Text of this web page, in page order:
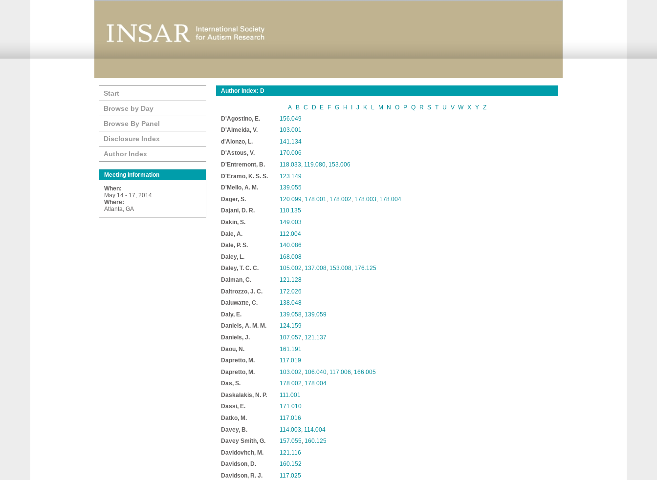
Author Index: D
A B C D E F G H J K L M N O P Q R S T U V W X Y Z
D'Agostino, E.
156.049
D'Almeida, V.
103.001
d'Alonzo, L.
141.134
D'Astous, V.
170.006
D'Entremont, B.
118.033, 119.080, 153.006
D'Eramo, K. S. S.
123.149
D'Mello, A. M.
139.055
Dager, S.
120.099 178.001 178.002 178.003 178.004
Dajani, D. R.
110.135
Dakin, S.
149.003
Dale, A.
112.004
Dale, P. S.
140.086
Daley, L.
168.008
Daley, T. C. C.
105.002, 137.008, 153.008, 176.125
Dalman, C.
121.128
Daltrozzo, J. C.
172.026
Daluwatte, C.
138.048
Daly, E.
139.058 139.059
Daniels, A. M. M.
124.159
Daniels, J.
107.057, 121.137
Daou, N.
161.191
Dapretto, M.
117.019
Dapretto, M.
103.002 106.040 117.006 166.005
Das, S.
178.002, 178.004
Daskalakis, N. P.
111.001
Dassi, E.
171.010
Datko, M.
117.016
Davey, B.
114.003 114.004
Davey Smith, G.
157.055, 160.125
Davidovitch, M.
121.116
Davidson, D.
160.152
Davidson, R. J.
117.025
Start
Browse by Day
Browse By Panel
Disclosure Index
Author Index
Meeting Information
When:
May 14 - 17, 2014
Where:
Atlanta, GA